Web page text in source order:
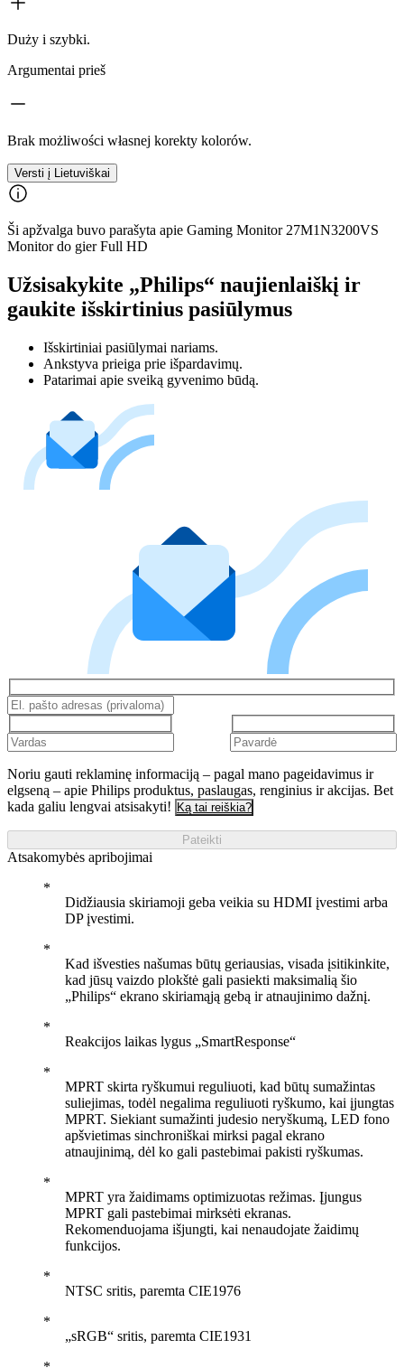
Duży i szybki.
Argumentai prieš
Brak możliwości własnej korekty kolorów.
Versti į Lietuviškai
Ši apžvalga buvo parašyta apie Gaming Monitor 27M1N3200VS
Monitor do gier Full HD
Užsisakykite „Philips“ naujienlaiškį ir
gaukite išskirtinius pasiūlymus
Išskirtiniai pasiūlymai nariams.
Ankstyva prieiga prie išpardavimų.
Patarimai apie sveiką gyvenimo būdą.
Noriu gauti reklaminę informaciją – pagal mano pageidavimus ir
elgseną – apie Philips produktus, paslaugas, renginius ir akcijas. Bet
kada galiu lengvai atsisakyti! Ką tai reiškia?
Pateikti
Atsakomybės apribojimai
Didžiausia skiriamoji geba veikia su HDMI įvestimi arba
DP įvestimi.
Kad išvesties našumas būtų geriausias, visada įsitikinkite,
kad jūsų vaizdo plokštė gali pasiekti maksimalią šio
„Philips“ ekrano skiriamąją gebą ir atnaujinimo dažnį.
Reakcijos laikas lygus „SmartResponse“
MPRT skirta ryškumui reguliuoti, kad būtų sumažintas
suliejimas, todėl negalima reguliuoti ryškumo, kai įjungtas
MPRT. Siekiant sumažinti judesio neryškumą, LED fono
apšvietimas sinchroniškai mirksi pagal ekrano
atnaujinimą, dėl ko gali pastebimai pakisti ryškumas.
MPRT yra žaidimams optimizuotas režimas. Įjungus
MPRT gali pastebimai mirksėti ekranas.
Rekomenduojama išjungti, kai nenaudojate žaidimų
funkcijos.
NTSC sritis, paremta CIE1976
„sRGB“ sritis, paremta CIE1931